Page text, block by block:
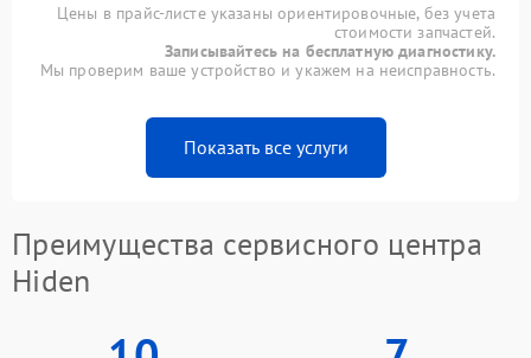
Цены в прайс-листе указаны ориентировочные, без учета
стоимости запчастей.
Записывайтесь на бесплатную диагностику.
Мы проверим ваше устройство и укажем на неисправность.
Показать все услуги
Преимущества сервисного центра
Hiden